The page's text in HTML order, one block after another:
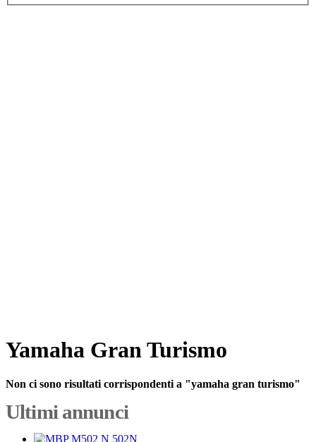
Yamaha Gran Turismo
Non ci sono risultati corrispondenti a "yamaha gran turismo"
Ultimi annunci